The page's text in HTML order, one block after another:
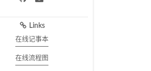
Links
在线记事本
在线流程图